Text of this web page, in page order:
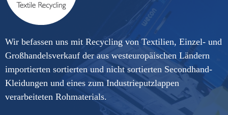
Wir befassen uns mit Recycling von Textilien, Einzel- und
Großhandelsverkauf der aus westeuropäischen Ländern
importierten sortierten und nicht sortierten Secondhand-
Kleidungen und eines zum Industrieputzlappen
verarbeiteten Rohmaterials.